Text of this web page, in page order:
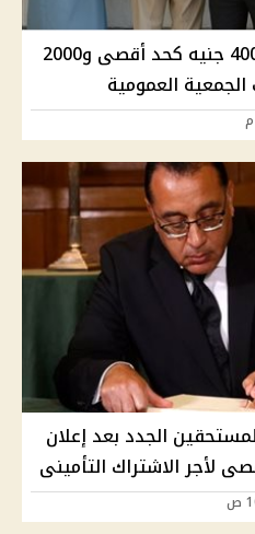
زيادة معاشات المحامين 4000 جنيه كحد أقصى و2000
العمومية
الجدد بعد إعلان
لأجر الاشتراك التأمينى